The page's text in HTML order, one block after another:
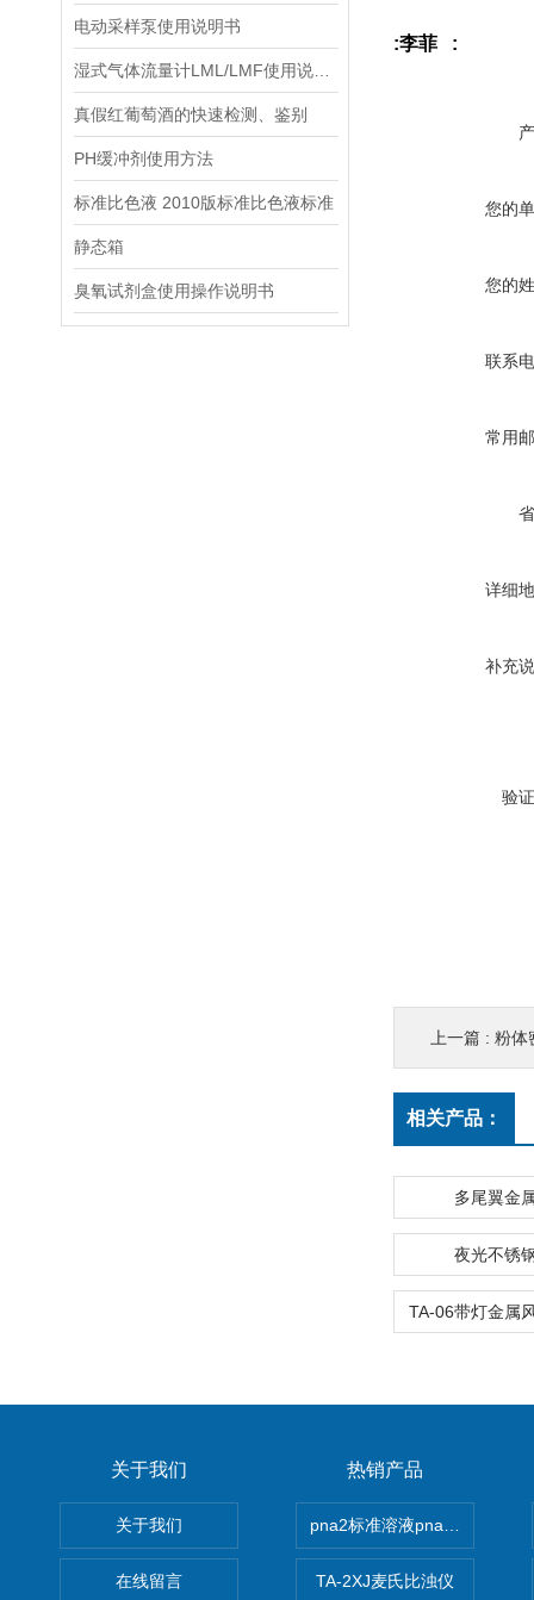
电动采样泵使用说明书
真假红葡萄酒的快速检测、鉴别
PH缓冲剂使用方法
标准比色液 2010版标准比色液标准
静态箱
臭氧试剂盒使用操作说明书
:李菲 :
您的
您的
联系
常用
详细
补充
验
上一篇 : 粉体
相关产品：
多尾翼金
夜光不锈
关于我们
关于我们
在线留言
热销产品
pna2标准溶液pna3 pna4
TA-2XJ麦氏比浊仪